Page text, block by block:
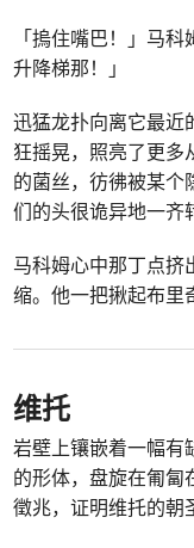
「摀住嘴巴！」马
升降梯那！」
迅猛龙扑向离它最近
狂摇晃，照亮了更多
的菌丝，彷彿被某个
们的头很诡异地一齐
马科姆心中那丁点挤
缩。他一把揪起布里
维托
岩壁上镶嵌着一幅有
的形体，盘旋在匍匐
徵兆，证明维托的朝